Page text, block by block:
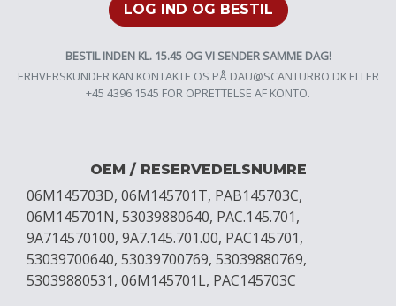
LOG IND OG BESTIL
BESTIL INDEN KL. 15.45 OG VI SENDER SAMME DAG!
ERHVERSKUNDER KAN KONTAKTE OS PÅ DAU@SCANTURBO.DKELLER
+45 4396 1545 FOR OPRETTELSE AF KONTO.
OEM / RESERVEDELSNUMRE
06M145703D, 06M145701T, PAB145703C,
06M145701N, 53039880640, PAC.145.701,
9A714570100, 9A7.145.701.00, PAC145701,
53039700640, 53039700769, 53039880769,
53039880531, 06M145701L, PAC145703C